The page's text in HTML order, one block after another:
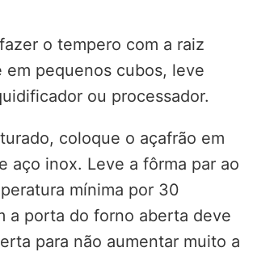
o tempero com a raiz
em pequenos cubos, leve
ou processador.
coloque o açafrão em
aço inox. Leve a fôrma par ao
mínima por 30
a porta do forno aberta deve
para não aumentar muito a